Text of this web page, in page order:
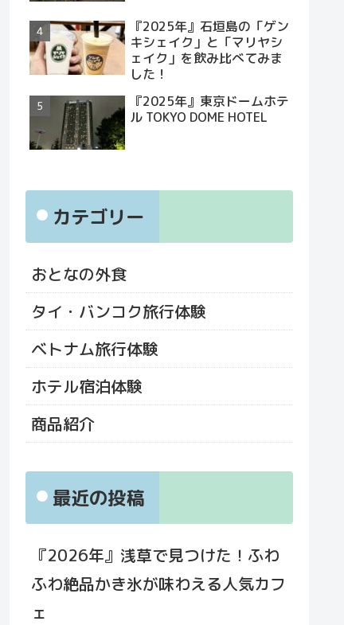
『2025年』石垣島の「ゲン
キシェイク」と「マリヤシ
ェイク」を飲み比べてみま
した！
『2025年』東京ドームホテ
ル TOKYO DOME HOTEL
カテゴリー
おとなの外食
タイ・バンコク旅行体験
ベトナム旅行体験
ホテル宿泊体験
商品紹介
最近の投稿
『2026年』浅草で見つけた！ふわ
ふわ絶品かき氷が味わえる人気カフ
ェ